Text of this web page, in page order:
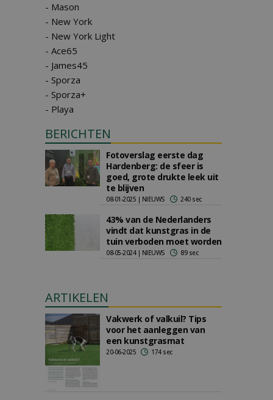
- Mason
- New York
- New York Light
- Ace65
- James45
- Sporza
- Sporza+
- Playa
BERICHTEN
Fotoverslag eerste dag
Hardenberg: de sfeer is
goed, grote drukte leek uit
te blijven
08-01-2025 | NIEUWS 240 sec
43% van de Nederlanders
vindt dat kunstgras in de
tuin verboden moet worden
08-05-2024 | NIEUWS 89 sec
ARTIKELEN
Vakwerk of valkuil? Tips
voor het aanleggen van
een kunstgrasmat
20-06-2025 174 sec